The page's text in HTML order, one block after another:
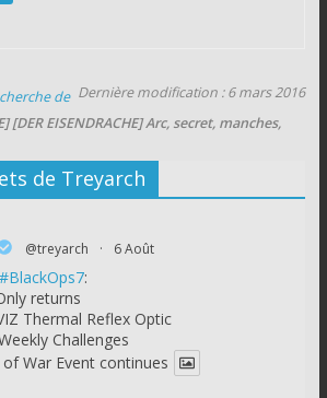
Dernière modification : 6 mars 2016
de
[DER EISENDRACHE] Arc, secret, manches,
de Treyarch
@treyarch · 6 Août
#BlackOps7:
returns
Thermal Reflex Optic
Challenges
War Event continues